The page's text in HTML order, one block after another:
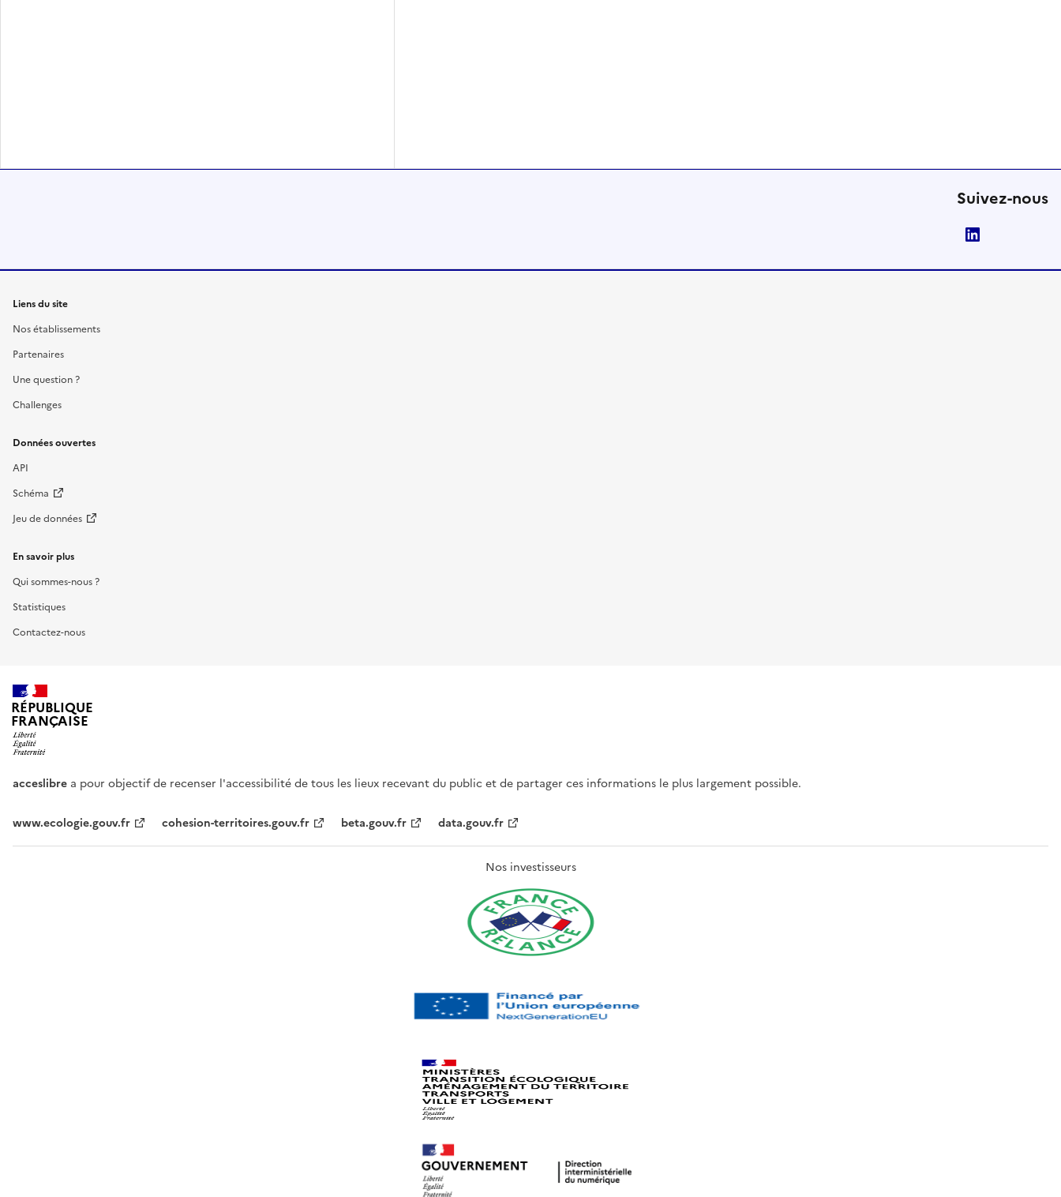
Suivez-nous
Liens du site
Nos établissements
Partenaires
Une question ?
Challenges
Données ouvertes
API
Schéma
Jeu de données
En savoir plus
Qui sommes-nous ?
Statistiques
Contactez-nous
RÉPUBLIQUE
FRANÇAISE
acceslibre a pour objectif de recenser l'accessibilité de tous les lieux recevant du public et de partager ces informations le plus largement possible.
www.ecologie.gouv.fr cohesion-territoires.gouv.fr beta.gouv.fr data.gouv.fr
Nos investisseurs